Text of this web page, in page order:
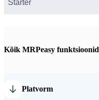
Starter
Kõik MRPeasy funktsioonid
Platvorm